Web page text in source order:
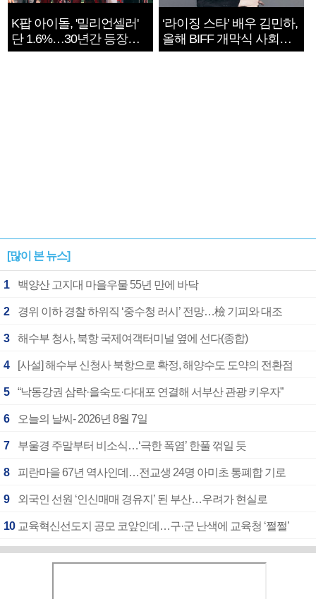
K팝 아이돌, '밀리언셀러'
단 1.6%…30년간 등장
1182개팀 전수조사
‘라이징 스타’ 배우 김민하,
올해 BIFF 개막식 사회자
확정
[많이 본 뉴스]
1 백양산 고지대 마을우물 55년 만에 바닥
2 경위 이하 경찰 하위직 ‘중수청 러시’ 전망…檢 기피와 대조
3 해수부 청사, 북항 국제여객터미널 옆에 선다(종합)
4 [사설] 해수부 신청사 북항으로 확정, 해양수도 도약의 전환점
5 “낙동강권 삼락·을숙도·다대포 연결해 서부산 관광 키우자”
6 오늘의 날씨- 2026년 8월 7일
7 부울경 주말부터 비소식…‘극한 폭염’ 한풀 꺾일 듯
8 피란마을 67년 역사인데…전교생 24명 아미초 통폐합 기로
9 외국인 선원 ‘인신매매 경유지’ 된 부산…우려가 현실로
10 교육혁신선도지 공모 코앞인데…구·군 난색에 교육청 ‘쩔쩔’